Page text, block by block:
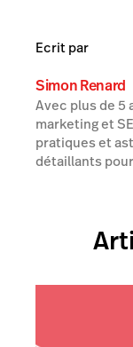
Ecrit par
Simon Renard
Avec plus de 5
marketing et
pratiques et
détaillants